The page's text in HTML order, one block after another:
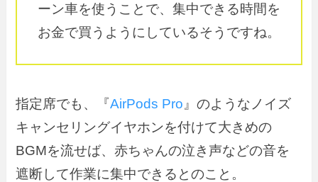
ーン車を使うことで、集中できる時間を
お金で買うようにしているそうですね。
指定席でも、『AirPods Pro 』のようなノイズ
キャンセリングイヤホンを付けて大きめの
BGMを流せば、赤ちゃんの泣き声などの音を
遮断して作業に集中できるとのこと。